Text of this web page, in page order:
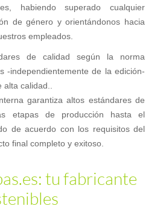
habiendo superado cualquier
de género y orientándonos hacia
empleados.
de calidad según la norma
-independientemente de la edición-
calidad..
garantiza altos estándares de
etapas de producción hasta el
de acuerdo con los requisitos del
final completo y exitoso.
tu fabricante